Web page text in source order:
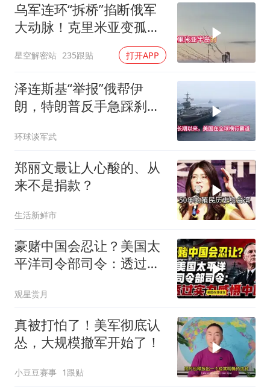
乌军连环“拆桥”掐断俄军
大动脉！克里米亚变孤
岛，黑海舰队被迫“搬
家”？
星空解密站 235跟贴 打开APP
泽连斯基“举报”俄帮伊
朗，特朗普反手急踩刹
环球谈军武
郑丽文最让人心酸的、从
来不是捐款？
生活新鲜市
豪赌中国会忍让？美国太
平洋司令部司令：透过实
观星赏月
真被打怕了！美军彻底认
怂，大规模撤军开始了！
小豆豆赛事 1跟贴